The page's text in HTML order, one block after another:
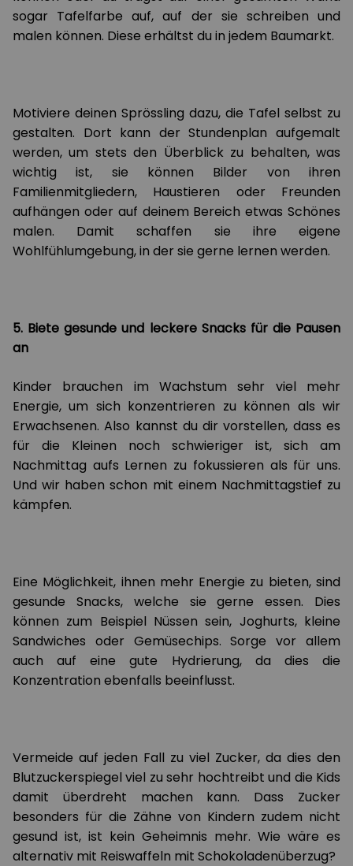
sogar Tafelfarbe auf, auf der sie schreiben und
malen können. Diese erhältst du in jedem Baumarkt.
Motiviere deinen Sprössling dazu, die Tafel selbst zu
gestalten. Dort kann der Stundenplan aufgemalt
werden, um stets den Überblick zu behalten, was
wichtig ist, sie können Bilder von ihren
Familienmitgliedern, Haustieren oder Freunden
aufhängen oder auf deinem Bereich etwas Schönes
malen. Damit schaffen sie ihre eigene
Wohlfühlumgebung, in der sie gerne lernen werden.
5. Biete gesunde und leckere Snacks für die Pausen
an
Kinder brauchen im Wachstum sehr viel mehr
Energie, um sich konzentrieren zu können als wir
Erwachsenen. Also kannst du dir vorstellen, dass es
für die Kleinen noch schwieriger ist, sich am
Nachmittag aufs Lernen zu fokussieren als für uns.
Und wir haben schon mit einem Nachmittagstief zu
kämpfen.
Eine Möglichkeit, ihnen mehr Energie zu bieten, sind
gesunde Snacks, welche sie gerne essen. Dies
können zum Beispiel Nüssen sein, Joghurts, kleine
Sandwiches oder Gemüsechips. Sorge vor allem
auch auf eine gute Hydrierung, da dies die
Konzentration ebenfalls beeinflusst.
Vermeide auf jeden Fall zu viel Zucker, da dies den
Blutzuckerspiegel viel zu sehr hochtreibt und die Kids
damit überdreht machen kann. Dass Zucker
besonders für die Zähne von Kindern zudem nicht
gesund ist, ist kein Geheimnis mehr. Wie wäre es
alternativ mit Reiswaffeln mit Schokoladenüberzug?